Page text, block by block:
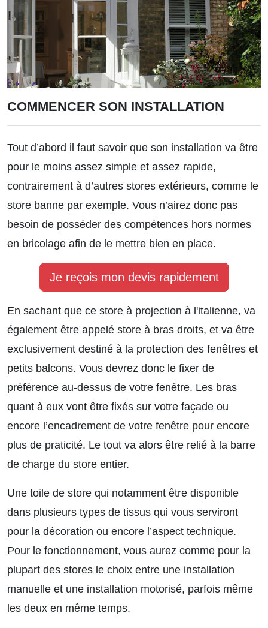
COMMENCER SON INSTALLATION
Tout d’abord il faut savoir que son installation va être
pour le moins assez simple et assez rapide,
contrairement à d’autres stores extérieurs, comme le
store banne par exemple. Vous n’airez donc pas
besoin de posséder des compétences hors normes
en bricolage afin de le mettre bien en place.
Je reçois mon devis rapidement
En sachant que ce store à projection à l'italienne, va
également être appelé store à bras droits, et va être
exclusivement destiné à la protection des fenêtres et
petits balcons. Vous devrez donc le fixer de
préférence au-dessus de votre fenêtre. Les bras
quant à eux vont être fixés sur votre façade ou
encore l’encadrement de votre fenêtre pour encore
plus de praticité. Le tout va alors être relié à la barre
de charge du store entier.
Une toile de store qui notamment être disponible
dans plusieurs types de tissus qui vous serviront
pour la décoration ou encore l’aspect technique.
Pour le fonctionnement, vous aurez comme pour la
plupart des stores le choix entre une installation
manuelle et une installation motorisé, parfois même
les deux en même temps.